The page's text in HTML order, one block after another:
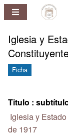
Iglesia y
Ficha
Titulo :
Iglesia y
de 1917